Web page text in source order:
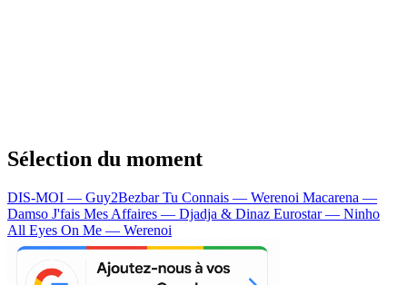
Sélection du moment
DIS-MOI — Guy2BezbarTu Connais — Werenoi Macarena —
Damso J'fais Mes Affaires — Djadja & Dinaz Eurostar — Ninho
All Eyes On Me — Werenoi